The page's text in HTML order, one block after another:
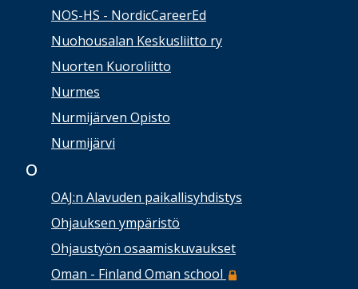
NOS-HS - NordicCareerEd
Nuohousalan Keskusliitto ry
Nuorten Kuoroliitto
Nurmes
Nurmijärven Opisto
Nurmijärvi
O
OAJ:n Alavuden paikallisyhdistys
Ohjauksen ympäristö
Ohjaustyön osaamiskuvaukset
Oman - Finland Oman school